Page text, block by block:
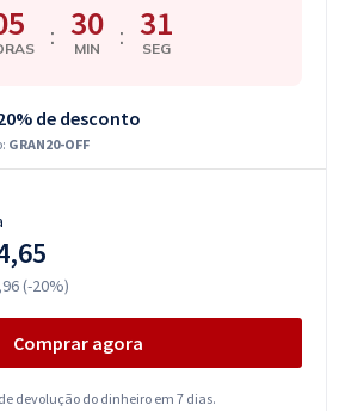
: 30
MIN : 31
SEG
de desconto
GRAN20-OFF
(-20%)
Comprar agora
devolução do dinheiro em 7 dias.